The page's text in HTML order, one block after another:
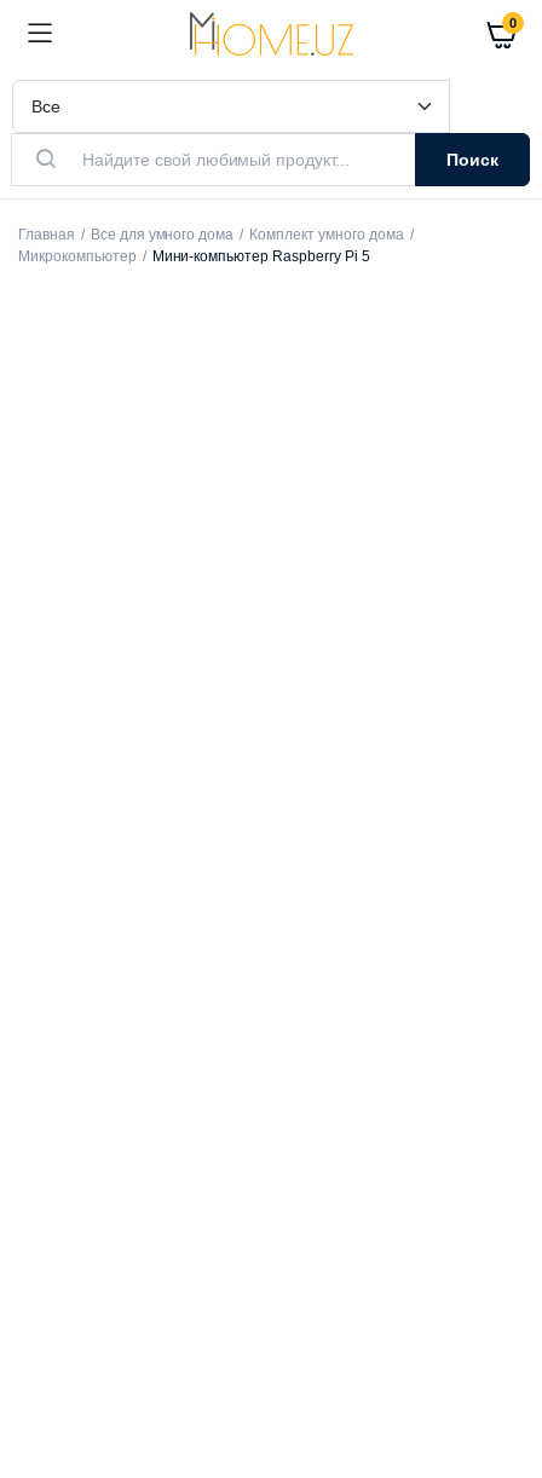
0
Поиск
Главная Все для умного дома
Комплект умного дома
Микрокомпьютер
Мини-компьютер Raspberry Pi 5